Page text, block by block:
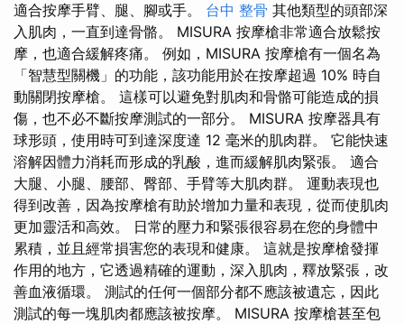
適合按摩手臂、腿、腳或手。 台中 整骨 其他類型的頭部深
入肌肉，一直到達骨骼。 MISURA 按摩槍非常適合放鬆按
摩，也適合緩解疼痛。 例如，MISURA 按摩槍有一個名為
「智慧型關機」的功能，該功能用於在按摩超過 10% 時自
動關閉按摩槍。 這樣可以避免對肌肉和骨骼可能造成的損
傷，也不必不斷按摩測試的一部分。 MISURA 按摩器具有
球形頭，使用時可到達深度達 12 毫米的肌肉群。 它能快速
溶解因體力消耗而形成的乳酸，進而緩解肌肉緊張。 適合
大腿、小腿、腰部、臀部、手臂等大肌肉群。 運動表現也
得到改善，因為按摩槍有助於增加力量和表現，從而使肌肉
更加靈活和高效。 日常的壓力和緊張很容易在您的身體中
累積，並且經常損害您的表現和健康。 這就是按摩槍發揮
作用的地方，它透過精確的運動，深入肌肉，釋放緊張，改
善血液循環。 測試的任何一個部分都不應該被遺忘，因此
測試的每一塊肌肉都應該被按摩。 MISURA 按摩槍甚至包